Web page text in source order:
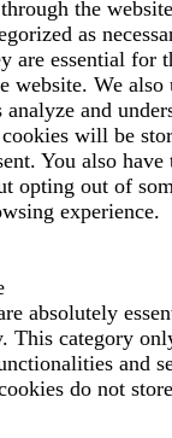
the
as
are essential for
website. We also
and
will be
You also
opting out of
experience.
absolutely
This category
and
do not